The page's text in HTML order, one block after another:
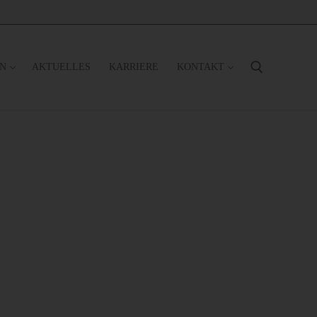
AKTUELLES KARRIERE KONTAKT